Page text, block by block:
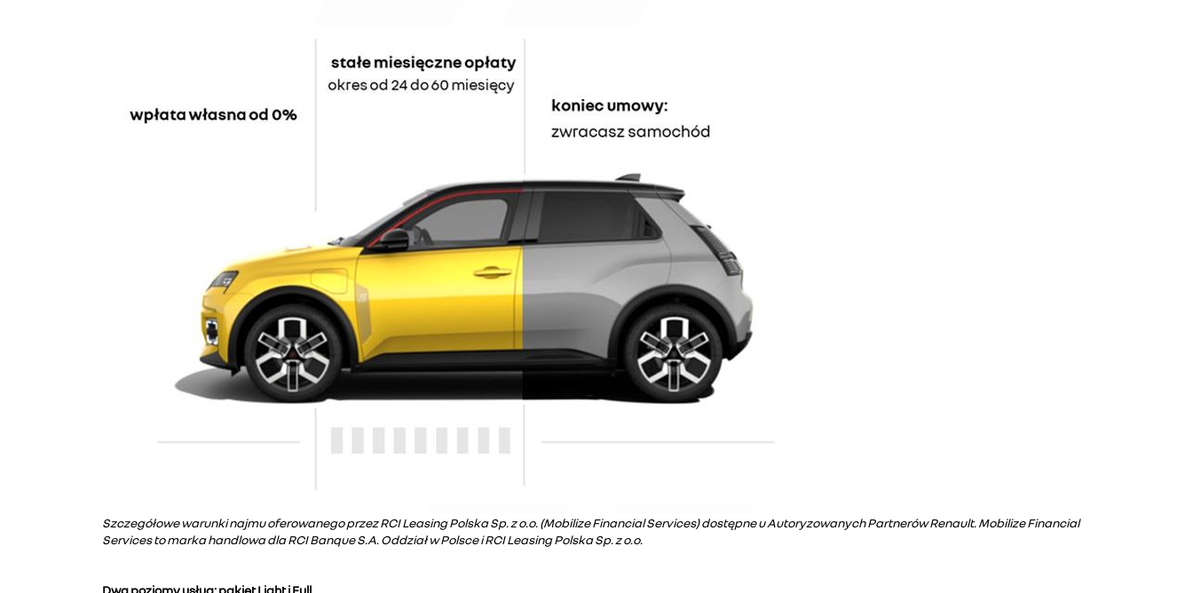
Szczegółowe warunki najmu oferowanego przez RCI Leasing Polska Sp. z o.o. (Mobilize Financial Services) dostępne u Autoryzowanych Partnerów Renault. Mobilize Financial
Services to marka handlowa dla RCI Banque S.A. Oddział w Polsce i RCI Leasing Polska Sp. z o.o.
Dwa poziomy usług: pakiet Light i Full